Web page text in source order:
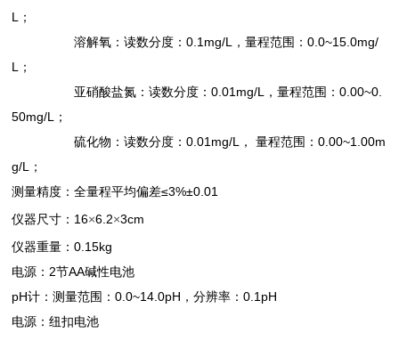
L
；
溶解氧：读数分度：0.1mg/L，量程范围：0.0~15.0mg/
L；
亚硝酸盐氮：读数分度：0.01mg/L，量程范围：0.00~0.
50mg/L；
硫化物：读数分度：0.01mg/L， 量程范围：0.00~1.00m
g/L；
测量精度：全量程平均偏差≤3%±0.01
仪器尺寸：16×6.2×3cm
仪器重量：0.15kg
电源：2节AA碱性电池
pH计：测量范围：0.0~14.0pH，分辨率：0.1pH
电源：纽扣电池